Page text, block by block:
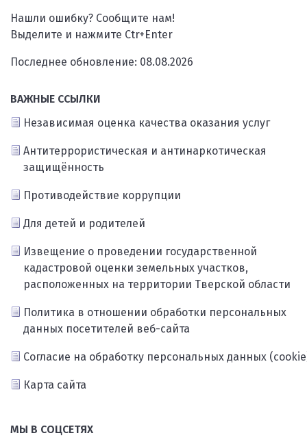
Нашли ошибку? Сообщите нам!
Выделите и нажмите Ctr+Enter
Последнее обновление: 08.08.2026
ВАЖНЫЕ ССЫЛКИ
Независимая оценка качества оказания услуг
Антитеррористическая и антинаркотическая
защищённость
Противодействие коррупции
Для детей и родителей
Извещение о проведении государственной
кадастровой оценки земельных участков,
расположенных на территории Тверской области
Политика в отношении обработки персональных
данных посетителей веб-сайта
Согласие на обработку персональных данных
Карта сайта
МЫ В СОЦСЕТЯХ